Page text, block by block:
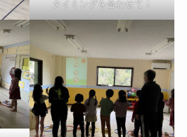
タイミングを合わせて！